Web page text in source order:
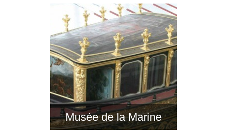
Musée de la Marine